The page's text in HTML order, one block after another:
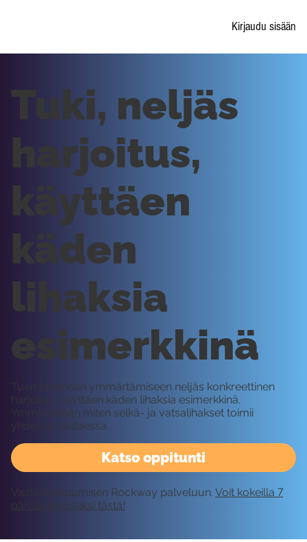
Kirjaudu sisään
Katso oppitunti
Tuki, neljäs
harjoitus,
käyttäen
käden
lihaksia
esimerkkinä
Tuen tominnan ymmärtämiseen neljäs konkreettinen
harjoitus, käyttäen käden lihaksia esimerkkinä.
Ymmärretään miten selkä- ja vatsalihakset toimii
yhdessä, laulaessa.
Vaatii kirjautumisen Rockway palveluun. Voit kokeilla 7
päivää ilmaiseksi tästä!